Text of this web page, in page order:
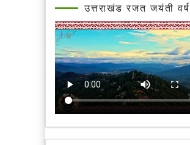
उत्तराखंड रजत जयंती वर्ष